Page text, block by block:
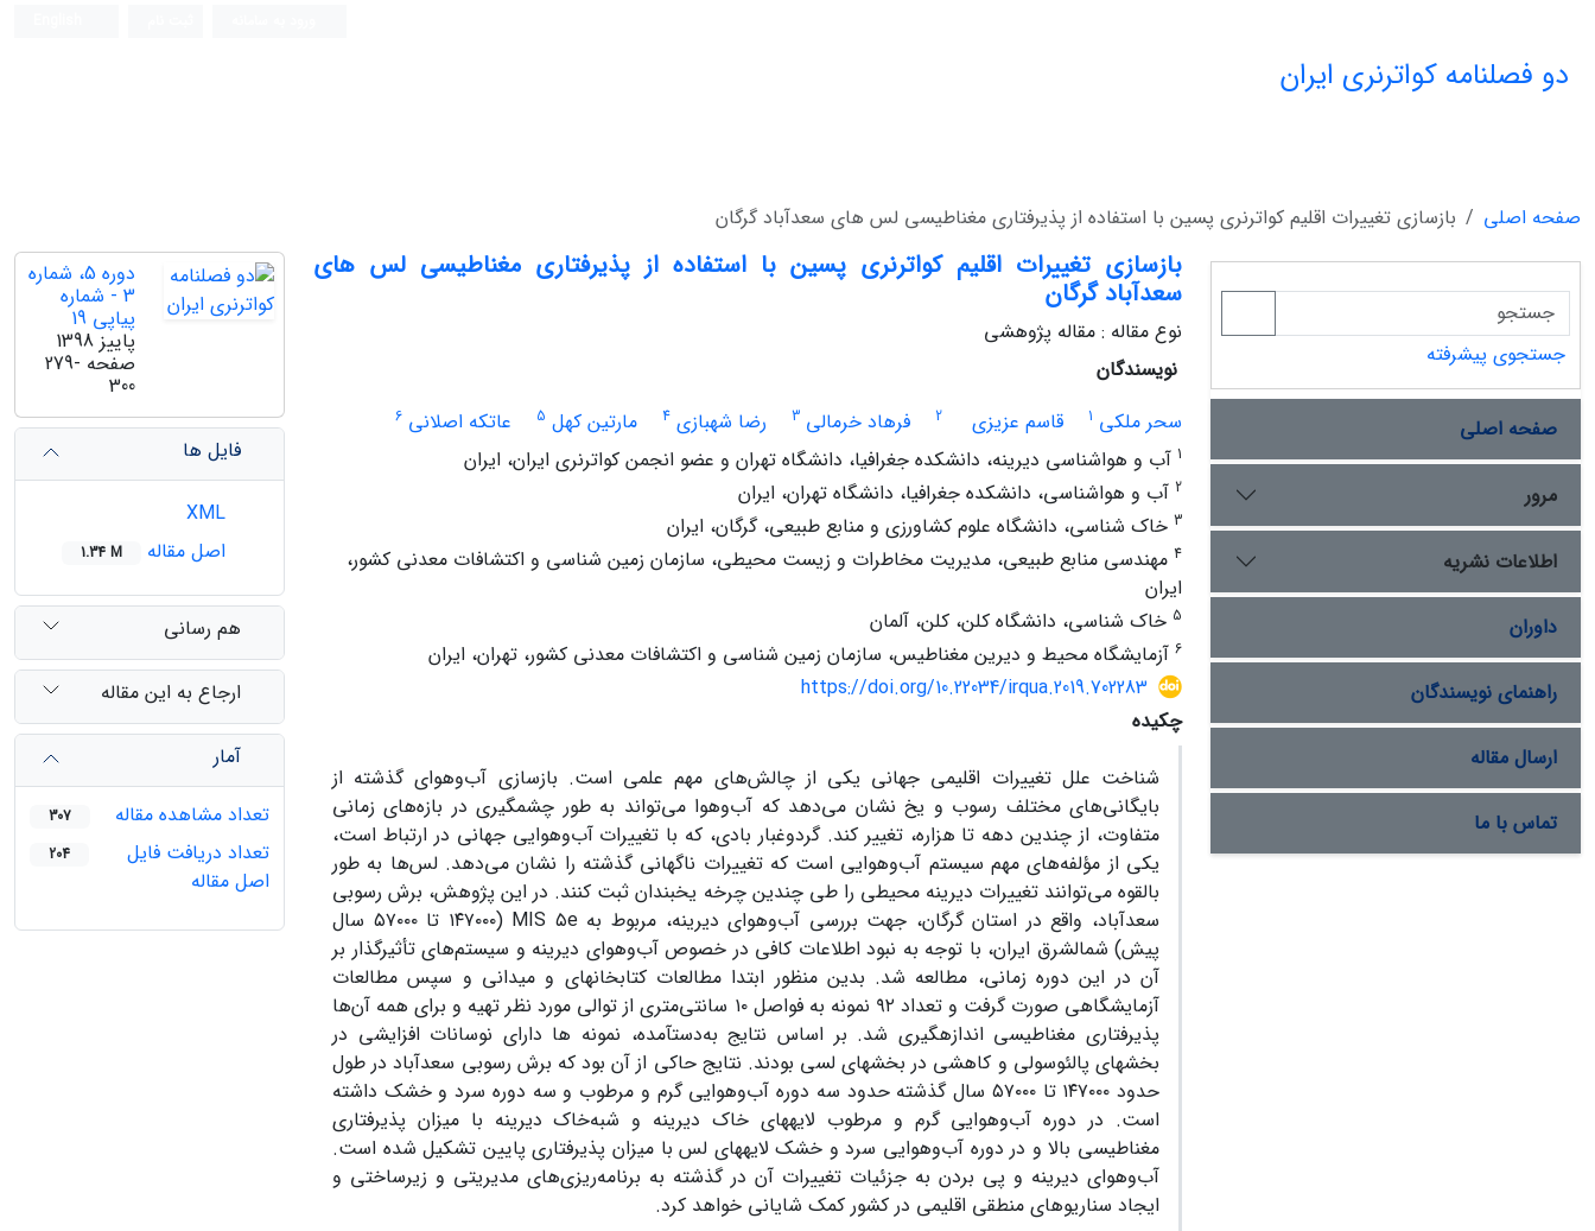
دو فصلنامه کواترنری ایران
صفحه اصلی بازسازی تغییرات اقلیم کواترنری پسین با استفاده از پذیرفتاری مغناطیسی لس های سعدآباد گرگان
بازسازی تغییرات اقلیم کواترنری پسین با استفاده از پذیرفتاری مغناطیسی لس های
سعدآباد گرگان
نوع مقاله : مقاله پژوهشی
نویسندگان
سحر ملکی 1 قاسم عزیزی 2 فرهاد خرمالی 3 رضا شهبازی 4 مارتین کهل 5 عاتکه اصلانی 6
1 آب و هواشناسی دیرینه، دانشکده جغرافیا، دانشگاه تهران و عضو انجمن کواترنری ایران، ایران
2 آب و هواشناسی، دانشکده جغرافیا، دانشگاه تهران، ایران
3 خاک شناسی، دانشگاه علوم کشاورزی و منابع طبیعی، گرگان، ایران
4 مهندسی منابع طبیعی، مدیریت مخاطرات و زیست محیطی، سازمان زمین شناسی و اکتشافات معدنی کشور،
ایران
5 خاک شناسی، دانشگاه کلن، کلن، آلمان
6 آزمایشگاه محیط و دیرین مغناطیس، سازمان زمین شناسى و اکتشافات معدنى کشور، تهران، ایران
https://doi.org/10.22034/irqua.2019.702283
چکیده
شناخت علل تغییرات اقلیمی جهانی یکی از چالش‌های مهم علمی است. بازسازی آب‌وهوای گذشته از
بایگانی‌های مختلف رسوب و یخ نشان می‌دهد که آب‌وهوا می‌تواند به طور چشمگیری در بازه‌های زمانی
متفاوت، از چندین دهه تا هزاره، تغییر کند. گردوغبار بادی، که با تغییرات آب‌وهوایی جهانی در ارتباط است،
یکی از مؤلفه‌های مهم سیستم آب‌وهوایی است که تغییرات ناگهانی گذشته را نشان می‌دهد. لس‌ها به طور
بالقوه می‌توانند تغییرات دیرینه محیطی را طی چندین چرخه یخبندان ثبت کنند. در این پژوهش، برش رسوبی
سعدآباد، واقع در استان گرگان، جهت بررسی آب‌وهوای دیرینه، مربوط بهMIS ۵e
(۱۴۷۰۰۰ تا ۵۷۰۰۰ سال
پیش) شمال‏شرق ایران، با توجه به نبود اطلاعات کافی در خصوص آب‌وهوای دیرینه و سیستم‌های تأثیرگذار بر
آن در این دوره زمانی، مطالعه شد. بدین منظور ابتدا مطالعات کتابخانه‏ای و میدانی و سپس مطالعات
آزمایشگاهی صورت گرفت و تعداد ۹۲ نمونه به فواصل ۱۰ سانتی‌متری از توالی مورد نظر تهیه و برای همه آن‌ها
پذیرفتاری مغناطیسی اندازه‏گیری شد. بر اساس نتایج به‌دست‏آمده، نمونه‏ ها دارای نوسانات افزایشی در
بخش‏های پالئوسولی و کاهشی در بخش‏های لسی بودند. نتایج حاکی از آن بود که برش رسوبی سعدآباد در طول
حدود ۱۴۷۰۰۰ تا ۵۷۰۰۰ سال گذشته حدود سه دوره آب‌وهوایی گرم و مرطوب و سه دوره سرد و خشک داشته
است. در دوره آب‌وهوایی گرم و مرطوب لایه‏های خاک دیرینه و شبه‌خاک دیرینه با میزان پذیرفتاری
مغناطیسی بالا و در دوره آب‌وهوایی سرد و خشک لایه‏های لس با میزان پذیرفتاری پایین تشکیل شده است.
آب‌وهوای دیرینه و پی بردن به جزئیات تغییرات آن در گذشته به برنامه‌ریزی‌های مدیریتی و زیرساختی و
ایجاد سناریوهای منطقی اقلیمی در کشور کمک شایانی خواهد کرد.
دوره 5، شماره
3 - شماره
پیاپی 19
پاییز 1398
صفحه 279-
300
فایل ها
اصل مقاله
1.34 M
هم رسانی
ارجاع به این مقاله
آمار
تعداد مشاهده مقاله
307
تعداد دریافت فایل
اصل مقاله
204
جستجوی پیشرفته
صفحه اصلی
مرور
اطلاعات نشریه
داوران
راهنمای نویسندگان
ارسال مقاله
تماس با ما